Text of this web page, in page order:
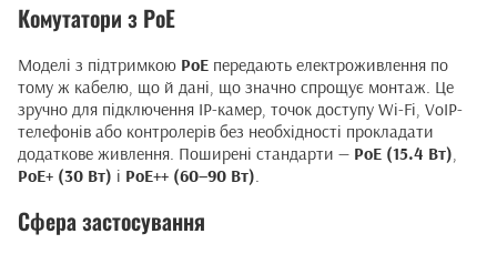
Комутатори з PoE
Моделі з підтримкою PoE передають електроживлення по
тому ж кабелю, що й дані, що значно спрощує монтаж. Це
зручно для підключення IP-камер, точок доступу Wi-Fi, VoIP-
телефонів або контролерів без необхідності прокладати
додаткове живлення. Поширені стандарти — PoE (15.4 Вт)
PoE+ (30 Вт) і PoE++ (60–90 Вт)
Сфера застосування